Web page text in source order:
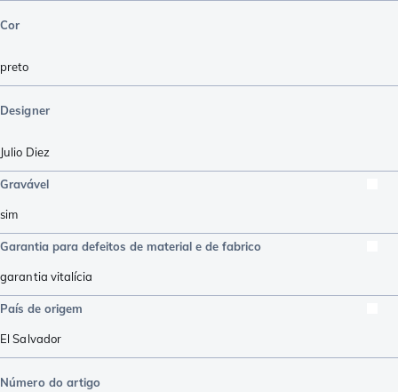
Cor
preto
Designer
Julio Diez
Gravável
sim
Garantia para defeitos de material e de fabrico
garantia vitalícia
País de origem
El Salvador
Número do artigo